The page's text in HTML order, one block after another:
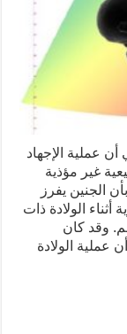
عملية الإجهاد
غير مؤذية
الجنين يفرز
الولادة ذات
وقد كان
عملية الولادة